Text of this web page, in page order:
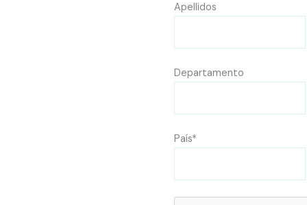
Apellidos
Departamento
País*